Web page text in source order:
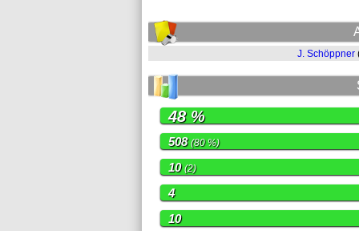
J. Schöppner
48 %
508(80 %)
10(2)
4
10